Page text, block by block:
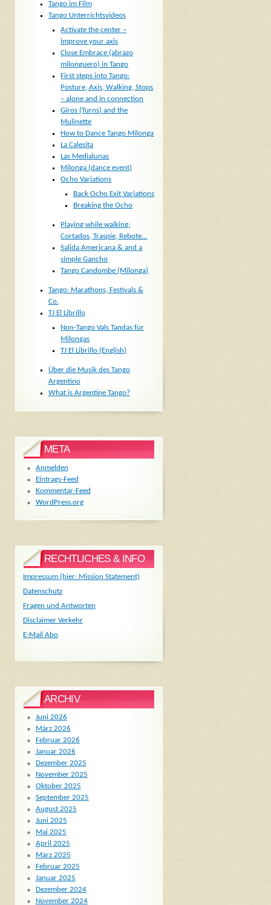
Tango im Film
Tango Unterrichtsvideos
Activate the center –
improve your axis
Close Embrace (abrazo
milonguero) in Tango
First steps into Tango:
Posture, Axis, Walking, Stops
– alone and in connection
Giros (Turns) and the
Mulinette
How to Dance Tango Milonga
La Calesita
Las Medialunas
Milonga (dance event)
Ocho Variations
Back Ocho Exit Variations
Breaking the Ocho
Playing while walking:
Cortados, Traspie, Rebote…
Salida Americana & and a
simple Gancho
Tango Candombe (Milonga)
Tango: Marathons, Festivals &
Co.
TJ El Librillo
Non-Tango Vals Tandas für
Milongas
TJ El Librillo (English)
Über die Musik des Tango
Argentino
What is Argentine Tango?
META
Anmelden
Eintrags-Feed
Kommentar-Feed
WordPress.org
RECHTLICHES & INFO
Impressum (hier: Mission Statement)
Datenschutz
Fragen und Antworten
Disclaimer Verkehr
E-Mail Abo
ARCHIV
Juni 2026
März 2026
Februar 2026
Januar 2026
Dezember 2025
November 2025
Oktober 2025
September 2025
August 2025
Juni 2025
Mai 2025
April 2025
März 2025
Februar 2025
Januar 2025
Dezember 2024
November 2024